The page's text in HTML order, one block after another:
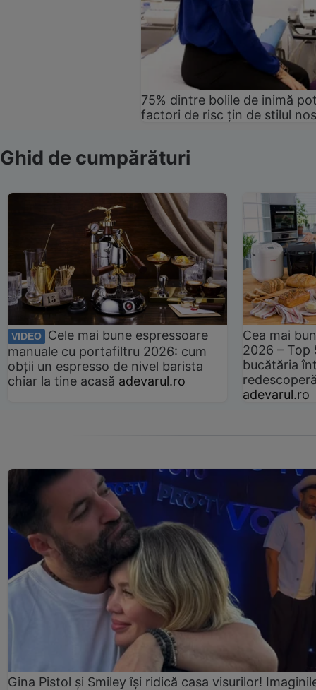
75% dintre bolile de inimă
factori de risc țin de stilul
Ghid de cumpărături
VIDEO
Cele mai bune espressoare
manuale cu portafiltru 2026: cum
obții un espresso de nivel barista
chiar la tine acasă adevarul.ro
Cea mai
2026 –
bucătăria
adevarul.ro
Gina Pistol și Smiley își ridică casa visurilor!